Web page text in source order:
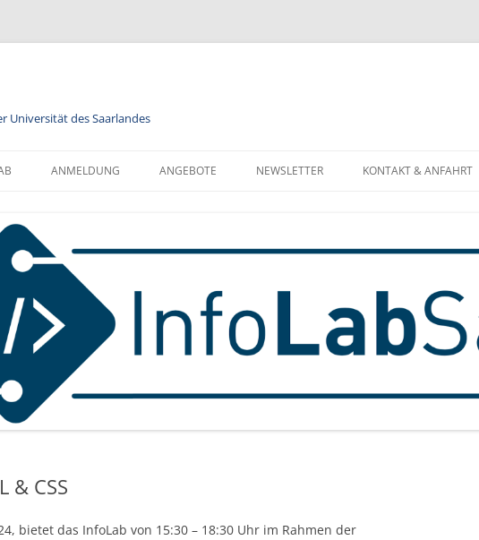
Universität des Saarlandes
ANMELDUNG
INFORMATIONEN ZUR
ANMELDUNG
ANMELDUNG FÜR KLASSEN
ANGEBOTE
BERUFSORIENTIERUNG
NEWSLETTER
NEWSLETTER FÜR LEHRKRÄFTE
KONTAKT & ANFAHRT
& CSS
bietet das InfoLab von 15:30 – 18:30 Uhr im Rahmen der